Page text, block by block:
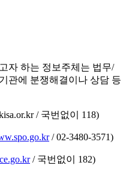
자 하는 정보주체는 법무/
관에 분쟁해결이나 상담 등
/ 국번없이 118)
/ 02-3480-3571)
/ 국번없이 182)